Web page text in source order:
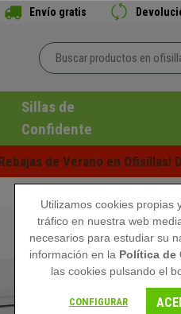
Envío gratis
Sillas de
Confidente
de Verano en
Utilizamos cookies propias
tráfico en nuestra web
necesarios para estudiar su
información en la Política de
las cookies pulsando el
CONFIGURAR